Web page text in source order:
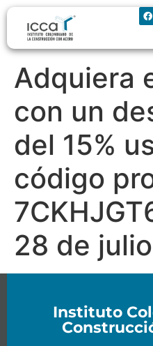
Adquiera
con un
del 15%
código
28 de
Instituto